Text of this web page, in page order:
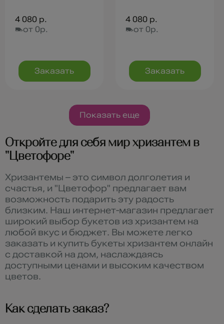
4 080 р.
от 0р.
Заказать
4 080 р.
от 0р.
Заказать
Показать еще
Откройте для себя мир хризантем в
"Цветофоре"
Хризантемы – это символ долголетия и
счастья, и "Цветофор" предлагает вам
возможность подарить эту радость
близким. Наш интернет-магазин предлагает
широкий выбор букетов из хризантем на
любой вкус и бюджет. Вы можете легко
заказать и купить букеты хризантем онлайн
с доставкой на дом, наслаждаясь
доступными ценами и высоким качеством
цветов.
Как сделать заказ?